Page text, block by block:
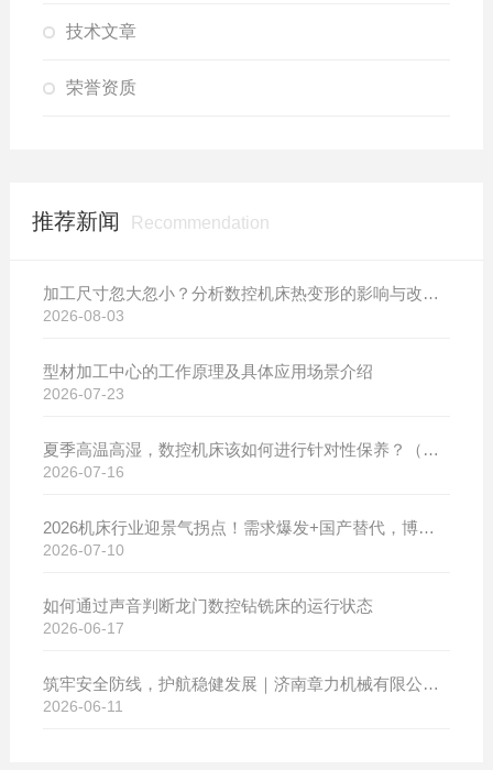
技术文章
荣誉资质
推荐新闻 Recommendation
加工尺寸忽大忽小？分析数控机床热变形的影响与改善方案
2026-08-03
型材加工中心的工作原理及具体应用场景介绍
2026-07-23
夏季高温高湿，数控机床该如何进行针对性保养？（附冬夏维保异同对比）
2026-07-16
2026机床行业迎景气拐点！需求爆发+国产替代，博斯曼数控设备产销两旺发货忙
2026-07-10
如何通过声音判断龙门数控钻铣床的运行状态
2026-06-17
筑牢安全防线，护航稳健发展｜济南章力机械有限公司开展2026年安全生产月系列活动
2026-06-11